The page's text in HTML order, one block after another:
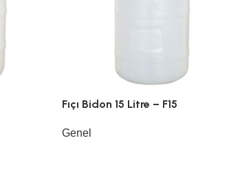
Fıçı Bidon 15 Litre – F15
Genel